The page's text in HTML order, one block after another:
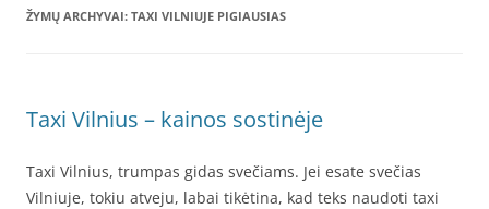
ŽYMŲ ARCHYVAI: TAXI VILNIUJE PIGIAUSIAS
Taxi Vilnius – kainos sostinėje
Taxi Vilnius, trumpas gidas svečiams. Jei esate svečias
Vilniuje, tokiu atveju, labai tikėtina, kad teks naudoti taxi